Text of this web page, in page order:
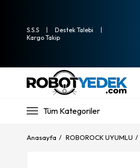
S.S.S
Destek Talebi
Kargo Takip
Tüm Kategoriler
Anasayfa ROBOROCK UYUMLU